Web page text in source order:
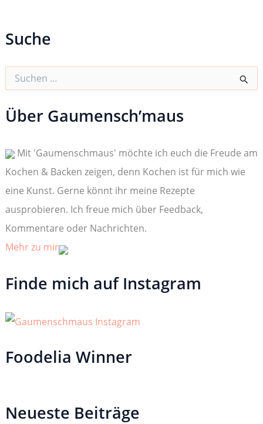
Suche
h
e
a
c
h
:
Über Gaumensch’maus
Mit 'Gaumenschmaus' möchte ich euch die Freude am
Kochen & Backen zeigen, denn Kochen ist für mich wie
eine Kunst. Gerne könnt ihr meine Rezepte
ausprobieren. Ich freue mich über Feedback,
Kommentare oder Nachrichten.
Mehr zu mir
Finde mich auf Instagram
Foodelia Winner
Neueste Beiträge